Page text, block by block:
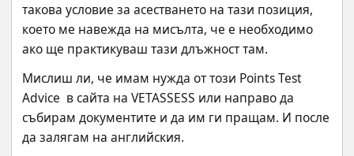
такова условие за асестването на тази позиция,
което ме навежда на мисълта, че е необходимо
ако ще практикуваш тази длъжност там.
Мислиш ли, че имам нужда от този Points Test
Advice  в сайта на VETASSESS или направо да
събирам документите и да им ги пращам. И после
да залягам на английския.